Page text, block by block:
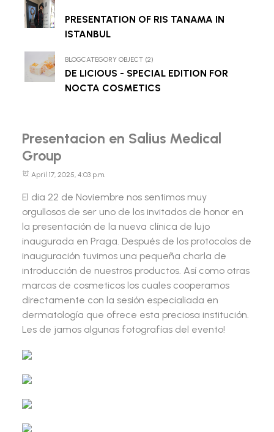
PRESENTATION OF RIS TANAMA IN
ISTANBUL
BLOGCATEGORY OBJECT (2)
DE LICIOUS - SPECIAL EDITION FOR
NOCTA COSMETICS
Presentacion en Salius Medical
Group
April 17, 2025, 4:03 p.m.
El dia 22 de Noviembre nos sentimos muy
orgullosos de ser uno de los invitados de honor en
la presentación de la nueva clínica de lujo
inaugurada en Praga. Después de los protocolos de
inauguración tuvimos una pequeña charla de
introducción de nuestros productos. Así como otras
marcas de cosmeticos los cuales cooperamos
directamente con la sesión especialiada en
dermatología que ofrece esta preciosa institución.
Les de jamos algunas fotografías del evento!